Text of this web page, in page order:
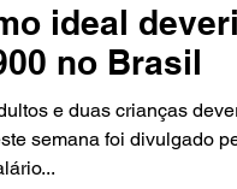
ideal
no Brasil
e duas crianças
semana foi divulgado